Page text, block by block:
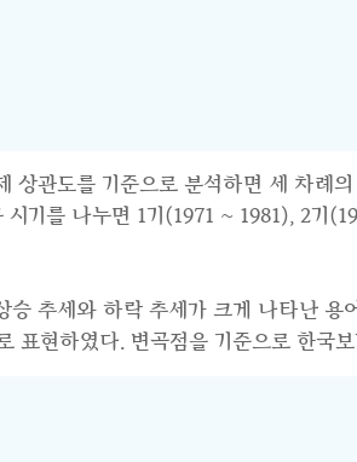
관도를 기준으로 분석하면 세 차례
기를 나누면 1기(1971 ~ 1981), 2
추세와 하락 추세가 크게 나타난
표현하였다. 변곡점을 기준으로 한국